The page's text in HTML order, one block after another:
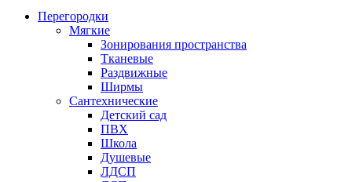
Перегородки
Мягкие
Зонирования пространства
Тканевые
Раздвижные
Ширмы
Сантехнические
Детский сад
ПВХ
Школа
Душевые
ЛДСП